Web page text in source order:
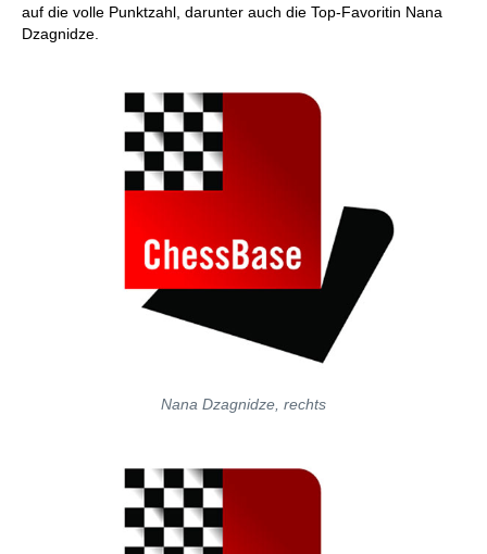
auf die volle Punktzahl, darunter auch die Top-Favoritin Nana
Dzagnidze.
Nana Dzagnidze, rechts